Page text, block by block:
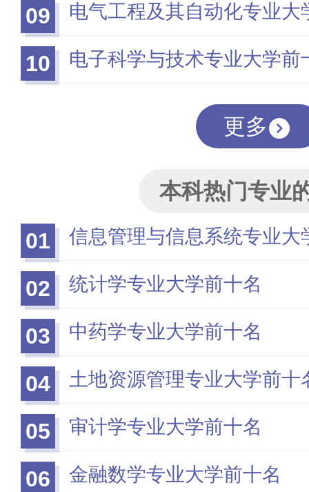
09 电气工程及其自动化专业大
10 电子科学与技术专业大学前
更多
本科热门专业
01
信息管理与信息系统专业大
02 统计学专业大学前十名
03 中药学专业大学前十名
04 土地资源管理专业大学前十
05 审计学专业大学前十名
06 金融数学专业大学前十名